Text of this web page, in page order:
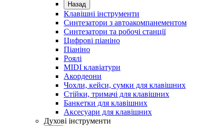
Назад
Клавішні інструменти
Синтезатори з автоакомпанементом
Синтезатори та робочі станції
Цифрові піаніно
Піаніно
Роялі
MIDI клавіатури
Акордеони
Чохли, кейси, сумки для клавішних
Стійки, тримачі для клавішних
Банкетки для клавішних
Аксесуари для клавішних
Духові інструменти